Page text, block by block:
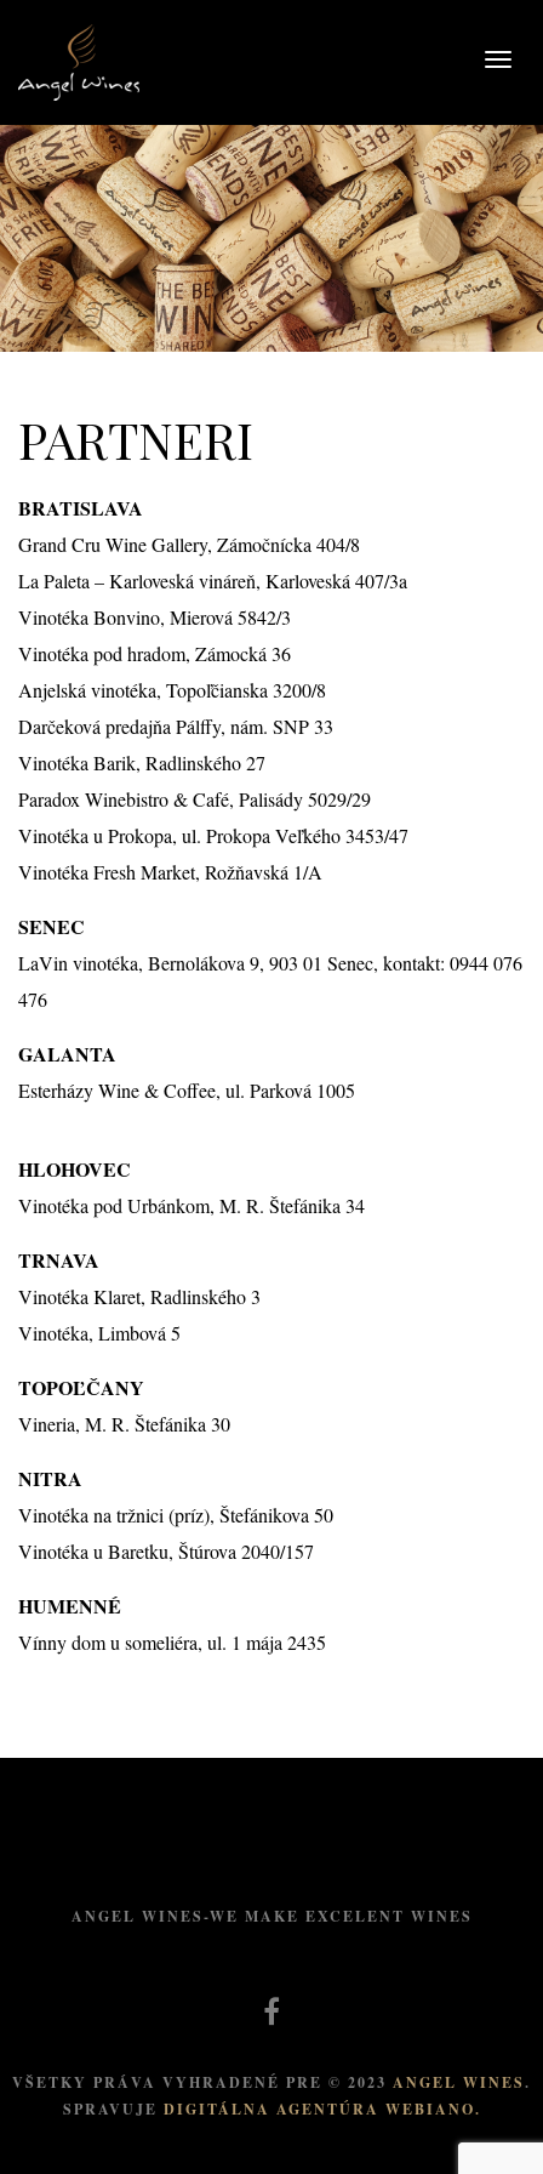
PARTNERI
BRATISLAVA
Grand Cru Wine Gallery, Zámočnícka 404/8
La Paleta – Karloveská vináreň, Karloveská 407/3a
Vinotéka Bonvino, Mierová 5842/3
Vinotéka pod hradom, Zámocká 36
Anjelská vinotéka, Topoľčianska 3200/8
Darčeková predajňa Pálffy, nám. SNP 33
Vinotéka Barik, Radlinského 27
Paradox Winebistro & Café, Palisády 5029/29
Vinotéka u Prokopa, ul. Prokopa Veľkého 3453/47
Vinotéka Fresh Market, Rožňavská 1/A
SENEC
LaVin vinotéka, Bernolákova 9, 903 01 Senec, kontakt: 0944 076
476
GALANTA
Esterházy Wine & Coffee, ul. Parková 1005
HLOHOVEC
Vinotéka pod Urbánkom, M. R. Štefánika 34
TRNAVA
Vinotéka Klaret, Radlinského 3
Vinotéka, Limbová 5
TOPOĽČANY
Vineria, M. R. Štefánika 30
NITRA
Vinotéka na tržnici (príz), Štefánikova 50
Vinotéka u Baretku, Štúrova 2040/157
HUMENNÉ
Vínny dom u someliéra, ul. 1 mája 2435
ANGEL WINES-WE MAKE EXCELENT WINES
VŠETKY PRÁVA VYHRADENÉ PRE © 2023 ANGEL WINES.
SPRAVUJE DIGITÁLNA AGENTÚRA WEBIANO.